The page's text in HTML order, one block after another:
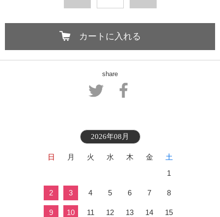
カートに入れる
share
2026年08月
日 月 火 水 木 金
土
1
2 3 4 5 6 7 8
9 10 11 12 13 14 15